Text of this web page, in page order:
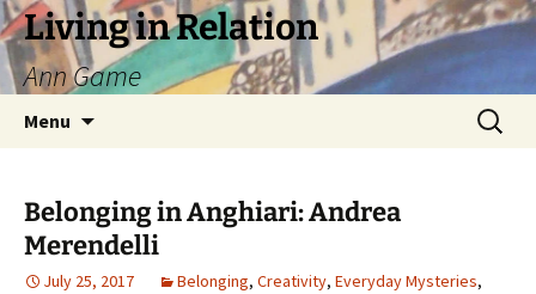
Living in Relation
Ann Game
Menu
Search
for:
Belonging in Anghiari: Andrea
Merendelli
July 25, 2017 Belonging, Creativity, Everyday Mysteries,